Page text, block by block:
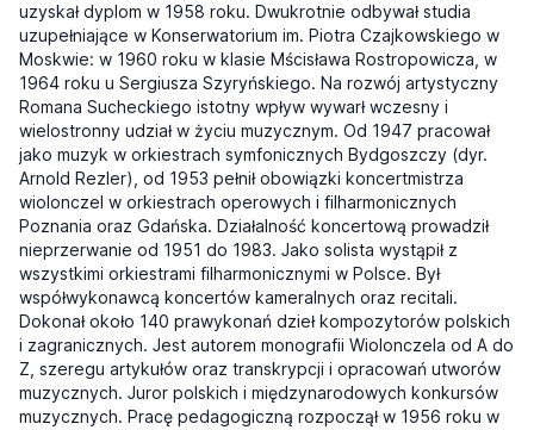
uzyskał dyplom w 1958 roku. Dwukrotnie odbywał studia
uzupełniające w Konserwatorium im. Piotra Czajkowskiego w
Moskwie: w 1960 roku w klasie Mścisława Rostropowicza, w
1964 roku u Sergiusza Szyryńskiego. Na rozwój artystyczny
Romana Sucheckiego istotny wpływ wywarł wczesny i
wielostronny udział w życiu muzycznym. Od 1947 pracował
jako muzyk w orkiestrach symfonicznych Bydgoszczy (dyr.
Arnold Rezler), od 1953 pełnił obowiązki koncertmistrza
wiolonczel w orkiestrach operowych i filharmonicznych
Poznania oraz Gdańska. Działalność koncertową prowadził
nieprzerwanie od 1951 do 1983. Jako solista wystąpił z
wszystkimi orkiestrami filharmonicznymi w Polsce. Był
współwykonawcą koncertów kameralnych oraz recitali.
Dokonał około 140 prawykonań dzieł kompozytorów polskich
i zagranicznych. Jest autorem monografii Wiolonczela od A do
Z, szeregu artykułów oraz transkrypcji i opracowań utworów
muzycznych. Juror polskich i międzynarodowych konkursów
muzycznych. Pracę pedagogiczną rozpoczął w 1956 roku w